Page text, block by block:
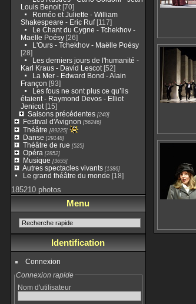
Louis Benoit[70]
Roméo et Juliette - William
Shakespeare - Eric Ruf[117]
Le Chant du Cygne - Tchekhov -
Maëlle Poésy[26]
L'Ours - Tchekhov - Maëlle Poésy
[28]
Les derniers jours de l'humanité -
Karl Kraus - David Lescot[52]
La Mer - Edward Bond - Alain
Françon [93]
Les fous ne sont plus ce qu’ils
étaient - Raymond Devos - Elliot
Jenicot[15]
Saisons précédentes[240]
Festival d'Avignon [56246]
Théâtre [89225]
Danse [29148]
Théâtre de rue [525]
Opéra [2852]
Musique [3655]
Autres spectacles vivants[1386]
Le grand théâtre du monde [18]
185210 photos
Menu
Identification
Connexion
Connexion rapide
Nom d'utilisateur